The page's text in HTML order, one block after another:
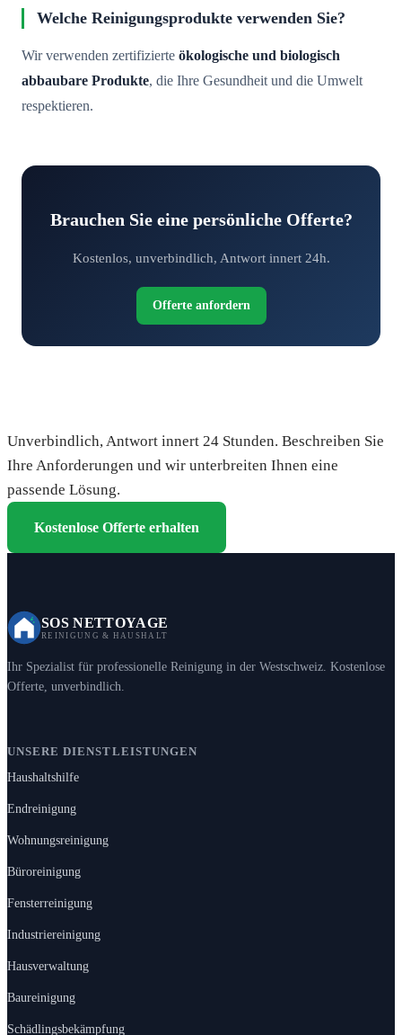
Welche Reinigungsprodukte verwenden Sie?
Wir verwenden zertifizierte ökologische und biologisch
abbaubare Produkte, die Ihre Gesundheit und die Umwelt
respektieren.
Brauchen Sie eine persönliche Offerte?
Kostenlos, unverbindlich, Antwort innert 24h.
Offerte anfordern
Unverbindlich, Antwort innert 24 Stunden. Beschreiben Sie
Ihre Anforderungen und wir unterbreiten Ihnen eine
passende Lösung.
Kostenlose Offerte erhalten
SOS NETTOYAGE
REINIGUNG & HAUSHALT
Ihr Spezialist für professionelle Reinigung in der Westschweiz. Kostenlose
Offerte, unverbindlich.
UNSERE DIENSTLEISTUNGEN
Haushaltshilfe
Endreinigung
Wohnungsreinigung
Büroreinigung
Fensterreinigung
Industriereinigung
Hausverwaltung
Baureinigung
Schädlingsbekämpfung